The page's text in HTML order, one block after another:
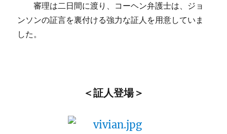
審理は二日間に渡り、コーヘン弁護士は、ジョ
ンソンの証言を裏付ける強力な証人を用意していま
した。
＜証人登場＞